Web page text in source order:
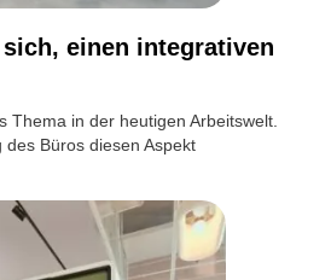
einen integrativen
Thema in der heutigen Arbeitswelt.
Büros diesen Aspekt